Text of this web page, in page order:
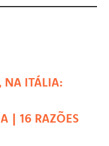
NA ITÁLIA:
| 16 RAZÕES